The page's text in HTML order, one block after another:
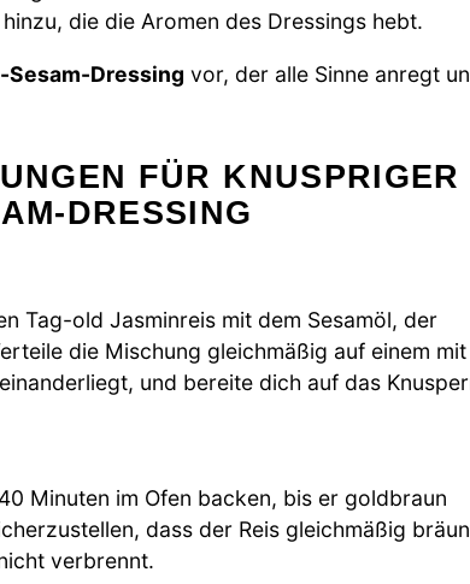
die die Aromen des Dressings hebt.
Sesam-Dressing vor, der alle Sinne anregt
FÜR KNUSPRIGER
DRESSING
Tag-old Jasminreis mit dem Sesamöl, der
die Mischung gleichmäßig auf einem mit
und bereite dich auf das
Minuten im Ofen backen, bis er goldbraun
dass der Reis gleichmäßig
verbrennt.